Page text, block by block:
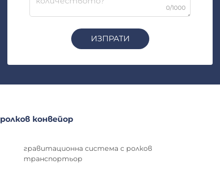
0/1000
ИЗПРАТИ
ролков конвейор
гравитационна система с ролков
транспортьор